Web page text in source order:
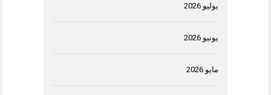
يوليو 2026
يونيو 2026
مايو 2026